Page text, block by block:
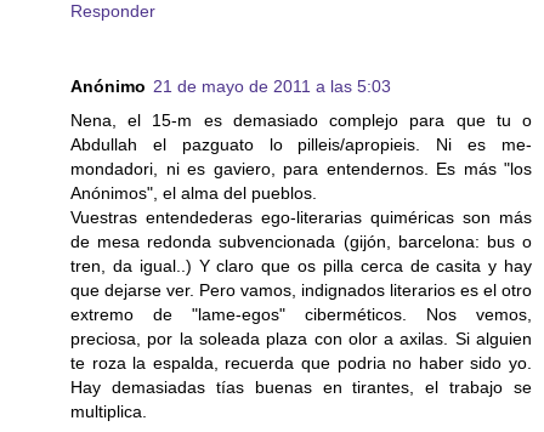
Responder
Anónimo 21 de mayo de 2011 a las 5:03
Nena, el 15-m es demasiado complejo para que tu o
Abdullah el pazguato lo pilleis/apropieis. Ni es me-
mondadori, ni es gaviero, para entendernos. Es más "los
Anónimos", el alma del pueblos.
Vuestras entendederas ego-literarias quiméricas son más
de mesa redonda subvencionada (gijón, barcelona: bus o
tren, da igual..) Y claro que os pilla cerca de casita y hay
que dejarse ver. Pero vamos, indignados literarios es el otro
extremo de "lame-egos" ciberméticos. Nos vemos,
preciosa, por la soleada plaza con olor a axilas. Si alguien
te roza la espalda, recuerda que podria no haber sido yo.
Hay demasiadas tías buenas en tirantes, el trabajo se
multiplica.